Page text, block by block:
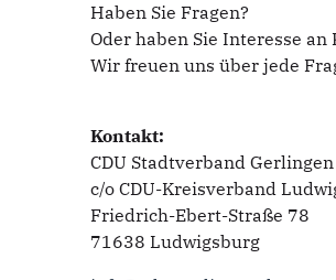
Haben Sie Fragen?
Oder haben Sie Interesse
Wir freuen uns über jede
Kontakt:
CDU Stadtverband Gerlingen
c/o CDU-Kreisverband
Friedrich-Ebert-Straße 78
71638 Ludwigsburg